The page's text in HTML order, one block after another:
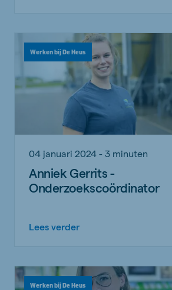
Werken bij De Heus
04 januari 2024 - 3 minuten
Anniek Gerrits -
Onderzoekscoördinator
Lees verder
Werken bij De Heus